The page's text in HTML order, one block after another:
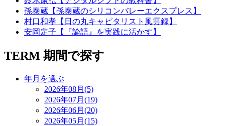
孫泰蔵【孫泰蔵のシリコンバレーエクスプレス】
村口和孝【日の丸キャピタリスト風雲録】
安岡定子【『論語』を実践に活かす】
TERM 期間で探す
年月を選ぶ
2026年08月(5)
2026年07月(19)
2026年06月(20)
2026年05月(15)